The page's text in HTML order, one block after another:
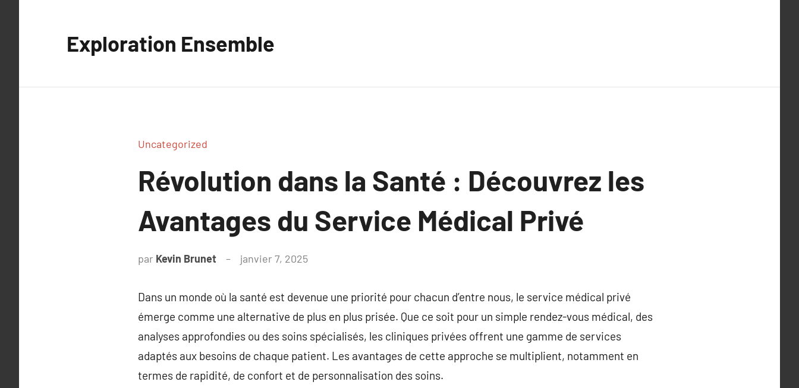
Exploration Ensemble
Uncategorized
Révolution dans la Santé : Découvrez les
Avantages du Service Médical Privé
par Kevin Brunet janvier 7, 2025
Dans un monde où la santé est devenue une priorité pour chacun d’entre nous, le service médical privé
émerge comme une alternative de plus en plus prisée. Que ce soit pour un simple rendez-vous médical, des
analyses approfondies ou des soins spécialisés, les cliniques privées offrent une gamme de services
adaptés aux besoins de chaque patient. Les avantages de cette approche se multiplient, notamment en
termes de rapidité, de confort et de personnalisation des soins.